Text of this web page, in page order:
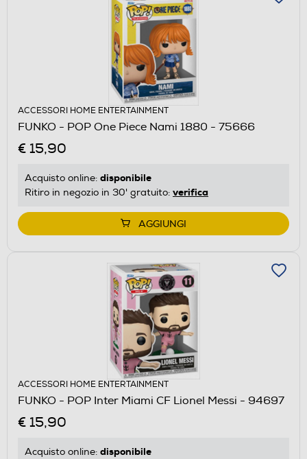
ACCESSORI HOME ENTERTAINMENT
FUNKO - POP One Piece Nami 1880 - 75666
€ 15,90
Acquisto online: disponibile
Ritiro in negozio in 30' gratuito: verifica
AGGIUNGI
ACCESSORI HOME ENTERTAINMENT
FUNKO - POP Inter Miami CF Lionel Messi - 94697
€ 15,90
Acquisto online: disponibile